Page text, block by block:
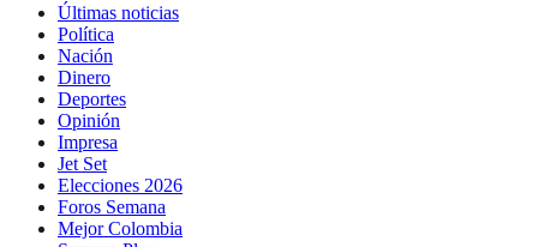
Últimas noticias
Política
Nación
Dinero
Deportes
Opinión
Impresa
Jet Set
Elecciones 2026
Foros Semana
Mejor Colombia